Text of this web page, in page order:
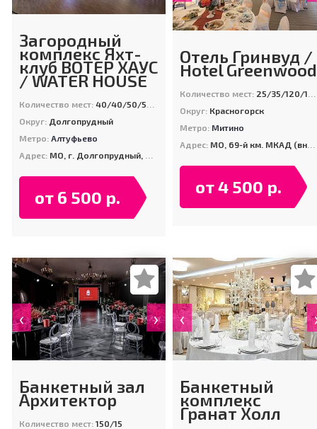
Загородный
комплекс Яхт-
клуб ВОТЕР ХАУС
/ WATER HOUSE
Количество мест:40/40/50/50/80/200/700
Округ: Долгопрудный
Метро:Алтуфьево
Адрес: МО, г. Долгопрудный, мкрн. Павельцево, ул. Гагарина, д. 2/1
от 6 500 р.
Отель Гринвуд /
Hotel Greenwood
Количество мест: 25/35/120/130/130/300
Округ: Красногорск
Метро: Митино
Адрес: МО, 69-й км. МКАД (внешняя сторона), Бизнес-парк "Гринвуд", корп. 24, п. г. т. Путилково
от 4 500 р.
‹ ›
Банкетный зал
Архитектор
Количество мест:150/15
‹
Банкетный
комплекс
Гранат Холл